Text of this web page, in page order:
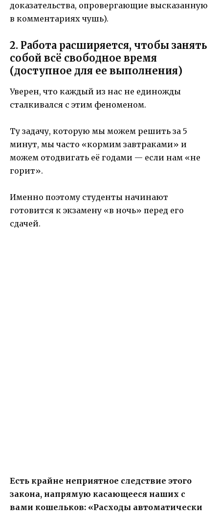
доказательства, опровергающие высказанную
в комментариях чушь).
2. Работа расширяется, чтобы занять
собой всё свободное время
(доступное для ее выполнения)
Уверен, что каждый из нас не единожды
сталкивался с этим феноменом.
Ту задачу, которую мы можем решить за 5
минут, мы часто «кормим завтраками» и
можем отодвигать её годами — если нам «не
горит».
Именно поэтому студенты начинают
готовится к экзамену «в ночь» перед его
сдачей.
Есть крайне неприятное следствие этого
закона, напрямую касающееся наших с
вами кошельков: «Расходы автоматически